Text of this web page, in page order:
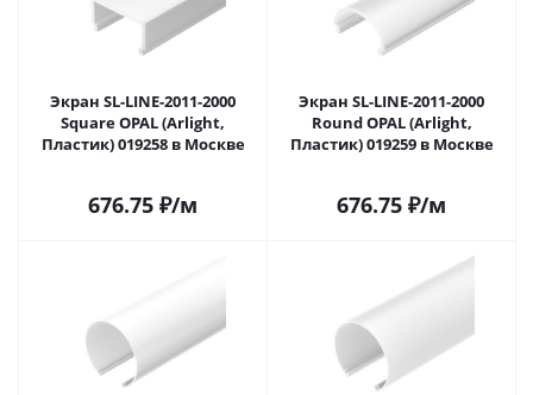
Экран SL-LINE-2011-2000
Square OPAL (Arlight,
Пластик) 019258 в Москве
676.75 ₽/м
Экран SL-LINE-2011-2000
Round OPAL (Arlight,
Пластик) 019259 в Москве
676.75 ₽/м